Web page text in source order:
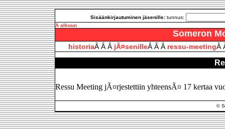
Sisäänkirjautuminen jäsenille:tunnus:
Â alkuun
Someron
historiaÂ Â Â jÃ¤senilleÂ Â Â ressu-meetingÂ
Ressu Meeting jÃ¤rjestettiin yhteensÃ¤ 17 kertaa
©